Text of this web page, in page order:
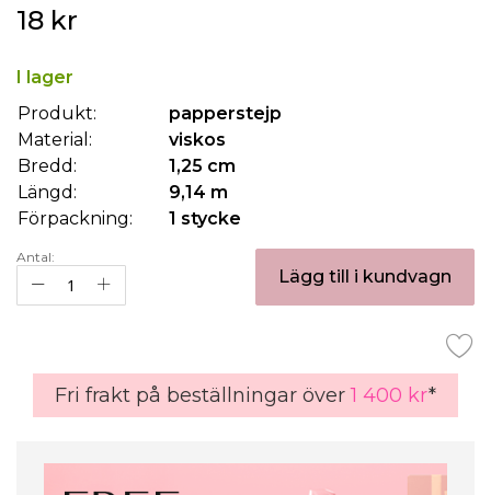
till
av
bildgalleriet
18 kr
I lager
Produkt:
papperstejp
Material:
viskos
Bredd:
1,25 cm
Längd:
9,14 m
Förpackning:
1 stycke
Antal:
Lägg till i kundvagn
Fri frakt på beställningar över1 400 kr*